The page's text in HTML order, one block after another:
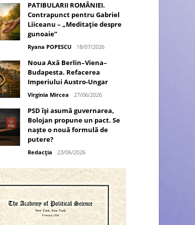
PATIBULARII ROMÂNIEI.
Contrapunct pentru Gabriel
Liiceanu – „Meditație despre
gunoaie”
Ryana POPESCU 18/07/2026
Noua Axă Berlin–Viena–
Budapesta. Refacerea
Imperiului Austro-Ungar
Virginia Mircea 27/06/2026
PSD își asumă guvernarea,
Bolojan propune un pact. Se
naște o nouă formulă de
putere?
Redacția 23/06/2026